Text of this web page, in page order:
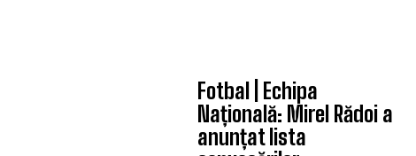
Fotbal | Echipa
Națională: Mirel Rădoi a
anunțat lista